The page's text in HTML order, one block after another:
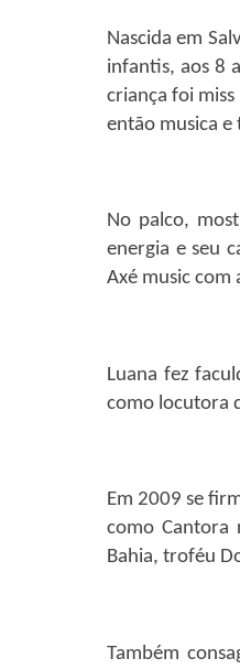
Nascida em
infantis, aos 8
criança foi
então musica e
No palco,
energia e seu
Axé music com
Luana fez
como locutora
Em 2009 se
como Cantora
Bahia, troféu
Também